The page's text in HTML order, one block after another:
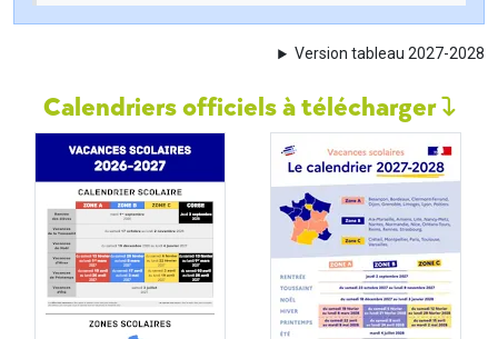
Version tableau 2027-2028
Calendriers officiels à télécharger